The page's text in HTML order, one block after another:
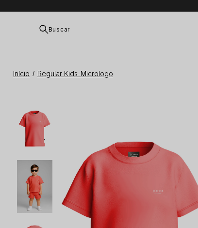
Buscar
Início Regular Kids-Micrologo